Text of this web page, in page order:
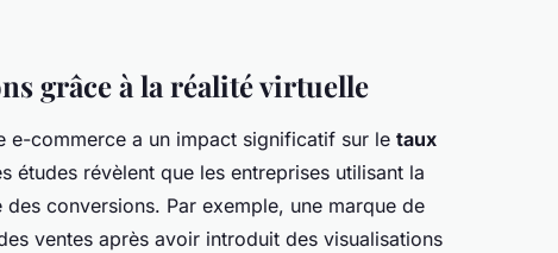
grâce à la réalité virtuelle
e-commerce a un impact significatif sur le taux
études révèlent que les entreprises utilisant la
conversions. Par exemple, une marque de
ventes après avoir introduit des visualisations